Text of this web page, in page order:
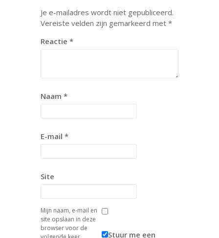
Je e-mailadres wordt niet gepubliceerd.
Vereiste velden zijn gemarkeerd met *
Reactie *
Naam *
E-mail *
Site
Mijn naam, e-mail en
site opslaan in deze
browser voor de
Stuur me een